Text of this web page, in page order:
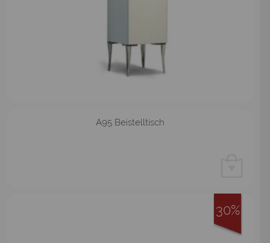
A95 Beistelltisch
30%